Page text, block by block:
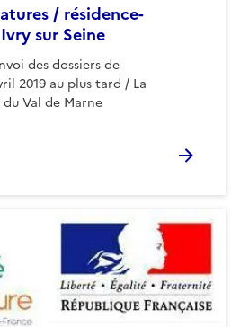
/ résidence-
sur Seine
des dossiers de
2019 au plus tard / La
Val de Marne